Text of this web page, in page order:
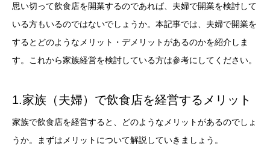
思い切って飲食店を開業するのであれば、夫婦で開業を検討して
いる方もいるのではないでしょうか。本記事では、夫婦で開業を
するとどのようなメリット・デメリットがあるのかを紹介しま
す。これから家族経営を検討している方は参考にしてください。
1.家族（夫婦）で飲食店を経営するメリット
家族で飲食店を経営すると、どのようなメリットがあるのでしょ
うか。まずはメリットについて解説していきましょう。